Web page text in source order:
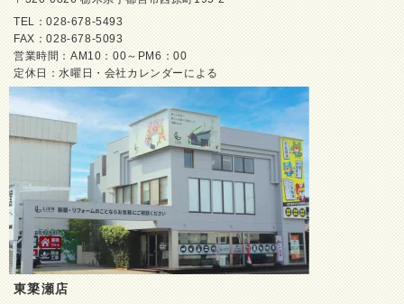
TEL：028-678-5493
FAX：028-678-5093
営業時間：AM10：00～PM6：00
定休日：水曜日・会社カレンダーによる
東簗瀬店